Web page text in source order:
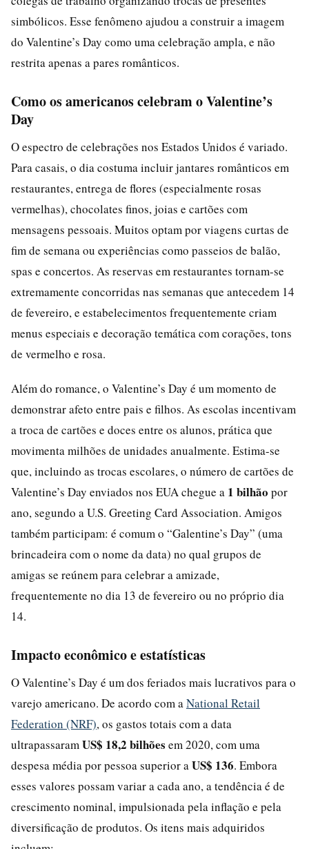
simbólicos. Esse fenômeno ajudou a construir a imagem
do Valentine’s Day como uma celebração ampla, e não
restrita apenas a pares românticos.
Como os americanos celebram o Valentine’s
Day
O espectro de celebrações nos Estados Unidos é variado.
Para casais, o dia costuma incluir jantares românticos em
restaurantes, entrega de flores (especialmente rosas
vermelhas), chocolates finos, joias e cartões com
mensagens pessoais. Muitos optam por viagens curtas de
fim de semana ou experiências como passeios de balão,
spas e concertos. As reservas em restaurantes tornam-se
extremamente concorridas nas semanas que antecedem 14
de fevereiro, e estabelecimentos frequentemente criam
menus especiais e decoração temática com corações, tons
de vermelho e rosa.
Além do romance, o Valentine’s Day é um momento de
demonstrar afeto entre pais e filhos. As escolas incentivam
a troca de cartões e doces entre os alunos, prática que
movimenta milhões de unidades anualmente. Estima-se
que, incluindo as trocas escolares, o número de cartões de
Valentine’s Day enviados nos EUA chegue a 1 bilhão por
ano, segundo a U.S. Greeting Card Association. Amigos
também participam: é comum o “Galentine’s Day” (uma
brincadeira com o nome da data) no qual grupos de
amigas se reúnem para celebrar a amizade,
frequentemente no dia 13 de fevereiro ou no próprio dia
14.
Impacto econômico e estatísticas
O Valentine’s Day é um dos feriados mais lucrativos para o
varejo americano. De acordo com a National Retail
Federation (NRF), os gastos totais com a data
ultrapassaram US$ 18,2 bilhões em 2020, com uma
despesa média por pessoa superior a US$ 136. Embora
esses valores possam variar a cada ano, a tendência é de
crescimento nominal, impulsionada pela inflação e pela
diversificação de produtos. Os itens mais adquiridos